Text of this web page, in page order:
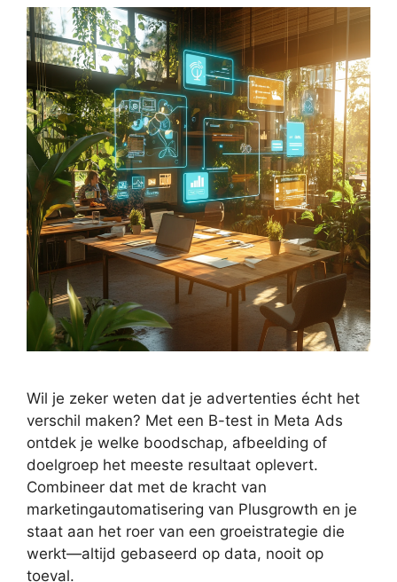
Wil je zeker weten dat je advertenties écht het
verschil maken? Met een B-test in Meta Ads
ontdek je welke boodschap, afbeelding of
doelgroep het meeste resultaat oplevert.
Combineer dat met de kracht van
marketingautomatisering van Plusgrowth en je
staat aan het roer van een groeistrategie die
werkt—altijd gebaseerd op data, nooit op
toeval.